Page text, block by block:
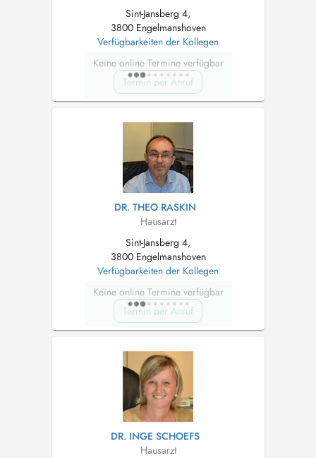
Sint-Jansberg 4,
3800 Engelmanshoven
Verfügbarkeiten der Kollegen
Keine online Termine verfügbar
Termin per Anruf
DR. THEO RASKIN
Hausarzt
Sint-Jansberg 4,
3800 Engelmanshoven
Verfügbarkeiten der Kollegen
Keine online Termine verfügbar
Termin per Anruf
DR. INGE SCHOEFS
Hausarzt